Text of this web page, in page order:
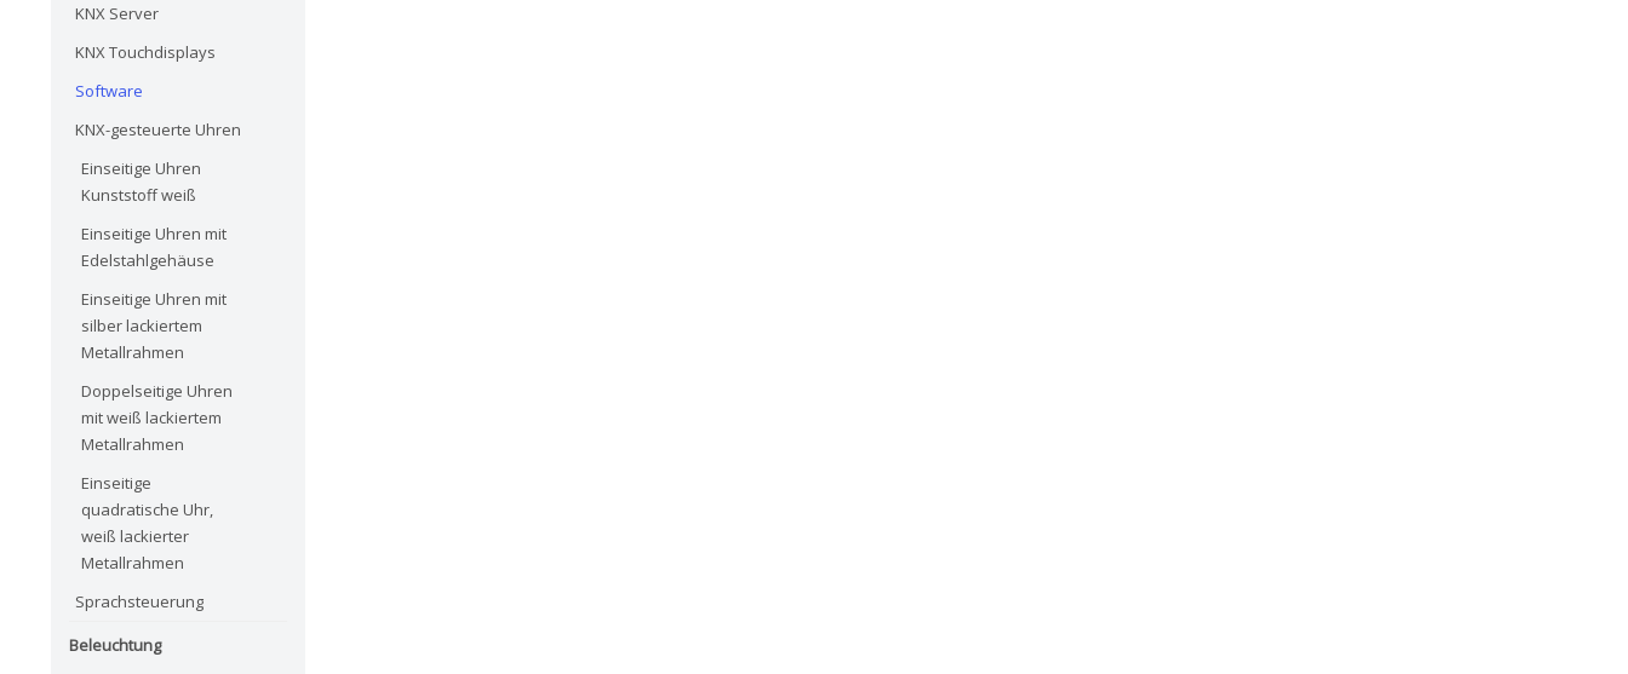
KNX Server
KNX Touchdisplays
Software
KNX-gesteuerte Uhren
Einseitige Uhren
Kunststoff weiß
Einseitige Uhren mit
Edelstahlgehäuse
Einseitige Uhren mit
silber lackiertem
Metallrahmen
Doppelseitige Uhren
mit weiß lackiertem
Metallrahmen
Einseitige
quadratische Uhr,
weiß lackierter
Metallrahmen
Sprachsteuerung
Beleuchtung